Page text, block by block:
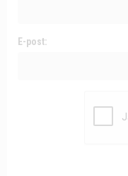
E-post: